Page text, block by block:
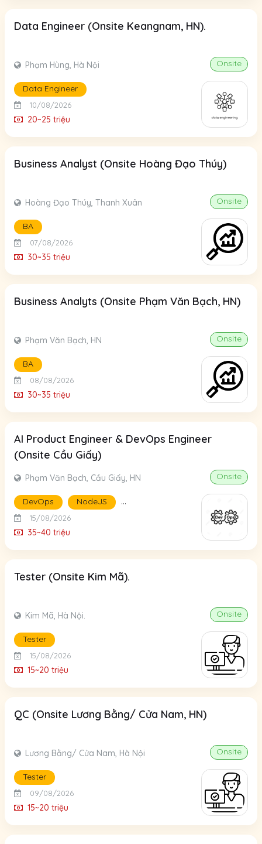
Data Engineer (Onsite Keangnam, HN).
Phạm Hùng, Hà Nội Onsite
Data Engineer
10/08/2026
20~25 triệu
Business Analyst (Onsite Hoàng Đạo Thúy)
Hoàng Đạo Thúy, Thanh Xuân Onsite
BA
07/08/2026
30~35 triệu
Business Analyts (Onsite Phạm Văn Bạch, HN)
Phạm Văn Bạch, HN Onsite
BA
08/08/2026
30~35 triệu
AI Product Engineer & DevOps Engineer
(Onsite Cầu Giấy)
Phạm Văn Bạch, Cầu Giấy, HN Onsite
DevOps NodeJS ...
15/08/2026
35~40 triệu
Tester (Onsite Kim Mã).
Kim Mã, Hà Nội. Onsite
Tester
15/08/2026
15~20 triệu
QC (Onsite Lương Bằng/ Cửa Nam, HN)
Lương Bằng/ Cửa Nam, Hà Nội Onsite
Tester
09/08/2026
15~20 triệu